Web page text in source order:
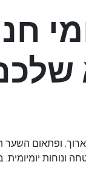
ופתאום
ונוחות